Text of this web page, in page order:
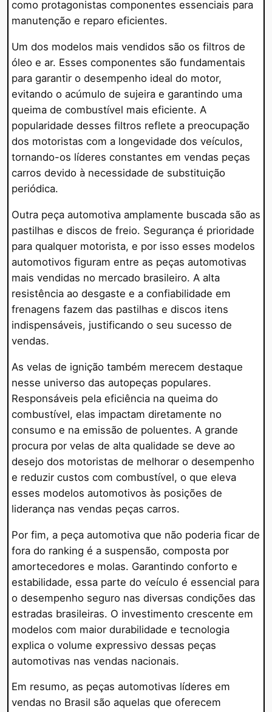
como protagonistas componentes essenciais para
manutenção e reparo eficientes.
Um dos modelos mais vendidos são os filtros de
óleo e ar. Esses componentes são fundamentais
para garantir o desempenho ideal do motor,
evitando o acúmulo de sujeira e garantindo uma
queima de combustível mais eficiente. A
popularidade desses filtros reflete a preocupação
dos motoristas com a longevidade dos veículos,
tornando-os líderes constantes em vendas peças
carros devido à necessidade de substituição
periódica.
Outra peça automotiva amplamente buscada são as
pastilhas e discos de freio. Segurança é prioridade
para qualquer motorista, e por isso esses modelos
automotivos figuram entre as peças automotivas
mais vendidas no mercado brasileiro. A alta
resistência ao desgaste e a confiabilidade em
frenagens fazem das pastilhas e discos itens
indispensáveis, justificando o seu sucesso de
vendas.
As velas de ignição também merecem destaque
nesse universo das autopeças populares.
Responsáveis pela eficiência na queima do
combustível, elas impactam diretamente no
consumo e na emissão de poluentes. A grande
procura por velas de alta qualidade se deve ao
desejo dos motoristas de melhorar o desempenho
e reduzir custos com combustível, o que eleva
esses modelos automotivos às posições de
liderança nas vendas peças carros.
Por fim, a peça automotiva que não poderia ficar de
fora do ranking é a suspensão, composta por
amortecedores e molas. Garantindo conforto e
estabilidade, essa parte do veículo é essencial para
o desempenho seguro nas diversas condições das
estradas brasileiras. O investimento crescente em
modelos com maior durabilidade e tecnologia
explica o volume expressivo dessas peças
automotivas nas vendas nacionais.
Em resumo, as peças automotivas líderes em
vendas no Brasil são aquelas que oferecem